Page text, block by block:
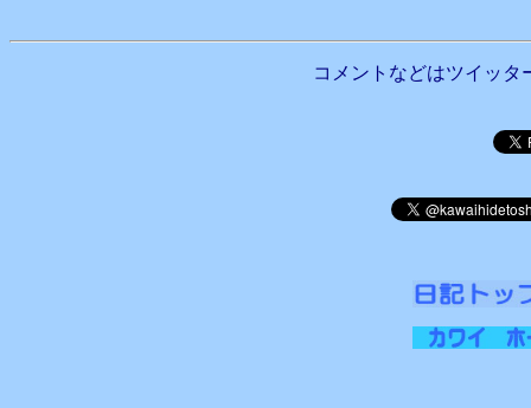
コメントなどはツイッタ